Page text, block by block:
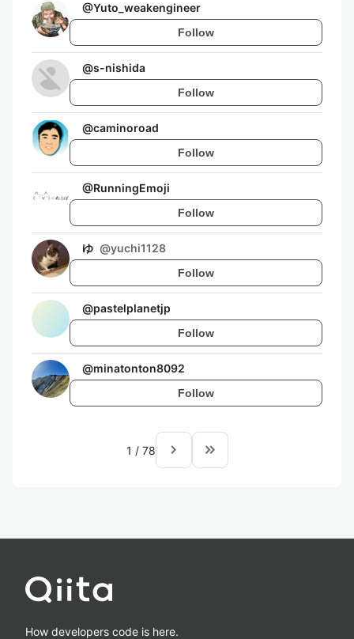
@Yuto_weakengineer
Follow
@s-nishida
Follow
@caminoroad
Follow
@RunningEmoji
Follow
ゆ @yuchi1128
Follow
@pastelplanetjp
Follow
@minatonton8092
Follow
1 / 78 navigate_next keyboard_double_arrow_right
How developers code is here.